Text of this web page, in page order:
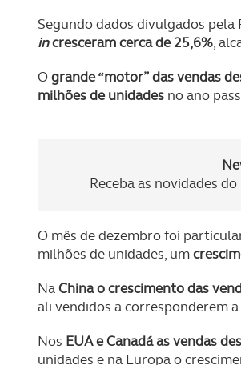
Segundo dados divulgados pela
incresceram cerca de 25,6%,
Ogrande “motor” das vendas
milhões de unidades no ano
Receba as novidades
O mês de dezembro foi
milhões de unidades, um
NaChina o crescimento das
ali vendidos a corresponderem
Nos EUA e Canadá as vendas
unidades e na Europa o